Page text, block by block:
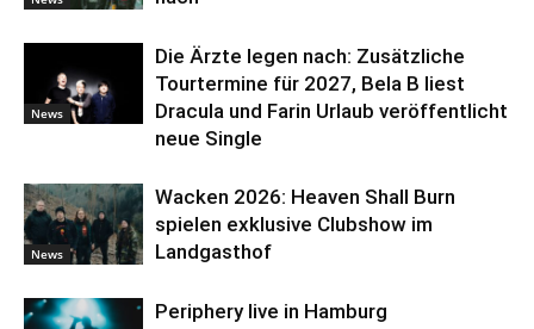
News
Die Ärzte legen nach: Zusätzliche
Tourtermine für 2027, Bela B liest
Dracula und Farin Urlaub veröffentlicht
neue Single
News
Wacken 2026: Heaven Shall Burn
spielen exklusive Clubshow im
Landgasthof
Periphery live in Hamburg